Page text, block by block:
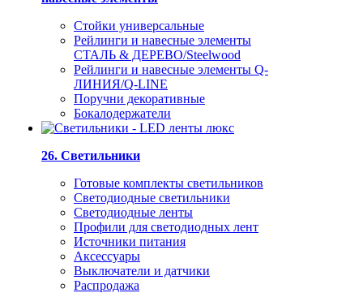
Стойки универсальные
Рейлинги и навесные элементы
СТАЛЬ & ДЕРЕВО/Steelwood
Рейлинги и навесные элементы Q-
ЛИНИЯ/Q-LINE
Поручни декоративные
Бокалодержатели
26. Светильники
Готовые комплекты светильников
Светодиодные светильники
Светодиодные ленты
Профили для светодиодных лент
Источники питания
Аксессуары
Выключатели и датчики
Распродажа